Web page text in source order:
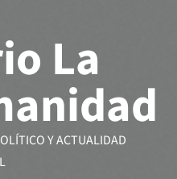
La
Y ACTUALIDAD